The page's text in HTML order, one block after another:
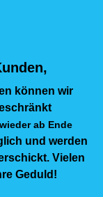
können wir
ab Ende
und werden
Vielen
Geduld!